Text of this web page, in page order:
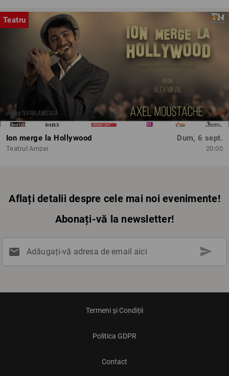
Teatru
Ion merge la Hollywood
Teatrul Amzei
Dum, 6 sept.
20:00
Aflați detalii despre cele mai noi evenimente!
Abonați-vă la newsletter!
mail Adăugați-vă adresa de email aici send
Termeni și Condiții
Politica GDPR
Contact